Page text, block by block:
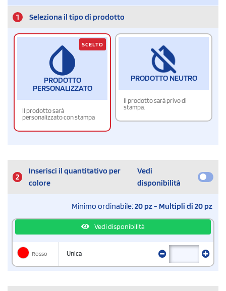
1 Seleziona il tipo di prodotto
PRODOTTO
PERSONALIZZATO
Il prodotto sarà
personalizzato con stampa
SCELTO
PRODOTTO NEUTRO
Il prodotto sarà privo di
stampa.
2
Inserisci il quantitativo per
colore
Vedi
disponibilità
Minimo ordinabile:20 pz - Multipli di 20 pz
Vedi disponibilità
Rosso Unica